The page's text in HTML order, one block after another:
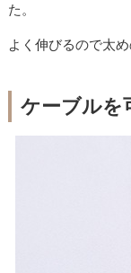
た。
よく伸びるので太
ケーブルを